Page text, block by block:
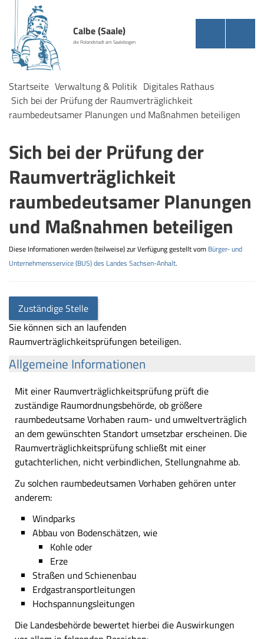
Calbe (Saale)
die Rolandstadt am Saalebogen
Startseite Verwaltung & Politik Digitales Rathaus
Sich bei der Prüfung der Raumverträglichkeit
raumbedeutsamer Planungen und Maßnahmen beteiligen
Sich bei der Prüfung der
Raumverträglichkeit
raumbedeutsamer Planungen
und Maßnahmen beteiligen
Diese Informationen werden (teilweise) zur Verfügung gestellt vom Bürger- und
Unternehmensservice (BUS) des Landes Sachsen-Anhalt.
Zuständige Stelle
Sie können sich an laufenden
Raumverträglichkeitsprüfungen beteiligen.
Allgemeine Informationen
Mit einer Raumverträglichkeitsprüfung prüft die
zuständige Raumordnungsbehörde, ob größere
raumbedeutsame Vorhaben raum- und umweltverträglich
an dem gewünschten Standort umsetzbar erscheinen. Die
Raumverträglichkeitsprüfung schließt mit einer
gutachterlichen, nicht verbindlichen, Stellungnahme ab.
Zu solchen raumbedeutsamen Vorhaben gehören unter
anderem:
Windparks
Abbau von Bodenschätzen, wie
Kohle oder
Erze
Straßen und Schienenbau
Erdgastransportleitungen
Hochspannungsleitungen
Die Landesbehörde bewertet hierbei die Auswirkungen